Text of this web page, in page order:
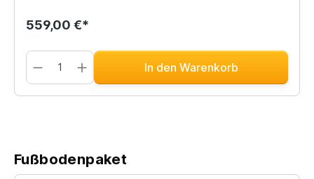
559,00 €*
In den Warenkorb
Fußbodenpaket